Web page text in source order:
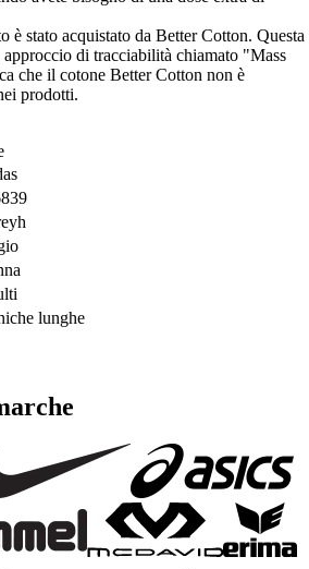
è stato acquistato da Better Cotton. Questa
di tracciabilità chiamato "Mass
che il cotone Better Cotton non è
prodotti.
lunghe